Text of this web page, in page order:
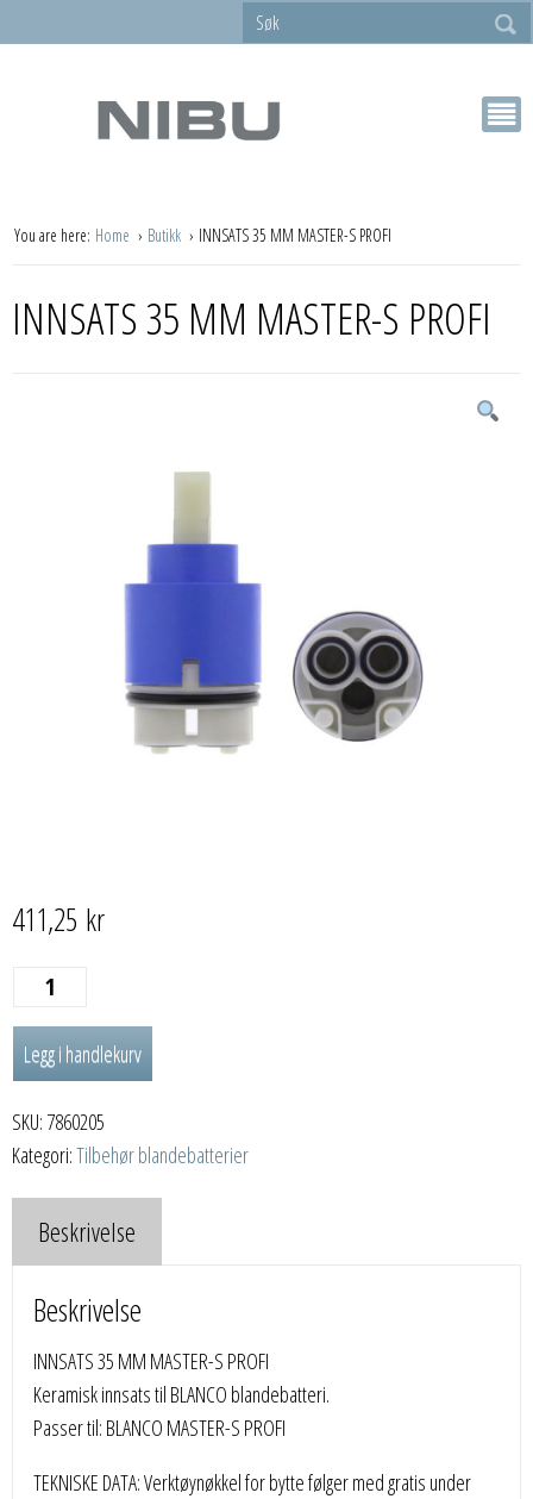
You are here: Home Butikk INNSATS 35 MM MASTER-S PROFI
INNSATS 35 MM MASTER-S PROFI
411,25 kr
INNSATS
35
MM
S
PROFI
Legg i handlekurv
SKU: 7860205
Kategori:Tilbehør blandebatterier
Beskrivelse
Beskrivelse
INNSATS 35 MM MASTER-S PROFI
Keramisk innsats til BLANCO blandebatteri.
Passer til: BLANCO MASTER-S PROFI
TEKNISKE DATA: Verktøynøkkel for bytte følger med gratis under